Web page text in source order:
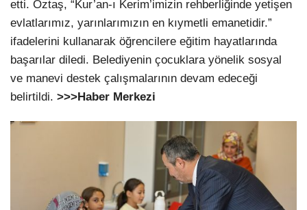
etti. Öztaş, “Kur’an-ı Kerim’imizin rehberliğinde yetişen
evlatlarımız, yarınlarımızın en kıymetli emanetidir.”
ifadelerini kullanarak öğrencilere eğitim hayatlarında
başarılar diledi. Belediyenin çocuklara yönelik sosyal
ve manevi destek çalışmalarının devam edeceği
belirtildi. >>>Haber Merkezi